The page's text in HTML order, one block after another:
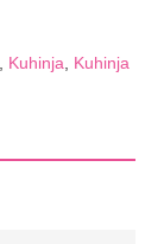
Kuhinja
Kuhinja